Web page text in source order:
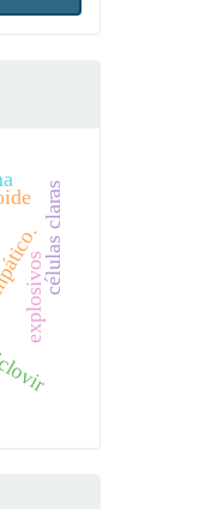
explosivos
células claras